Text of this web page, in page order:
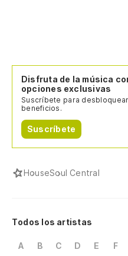
Disfruta de la música
opciones exclusivas
Suscríbete para desbloquear
beneficios.
Suscríbete
HouseSoul Central
Todos los artistas
A B C D E F